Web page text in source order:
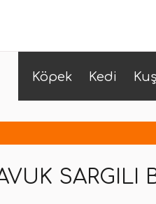
Köpek Kedi Kuş
SARGILI